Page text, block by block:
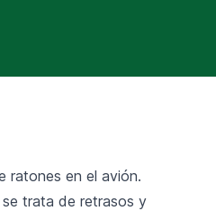
ratones en el avión.
trata de retrasos y